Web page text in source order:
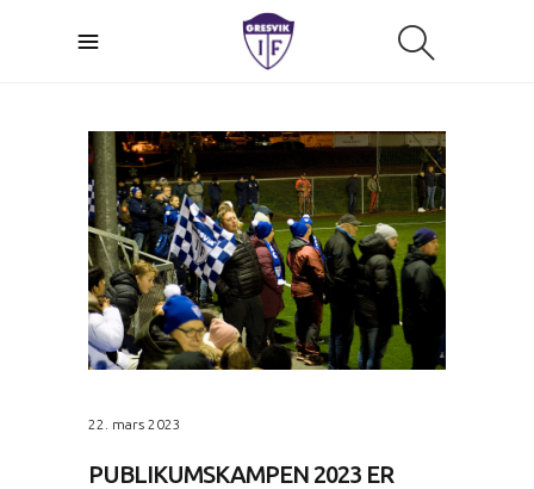
22. mars 2023
PUBLIKUMSKAMPEN 2023 ER